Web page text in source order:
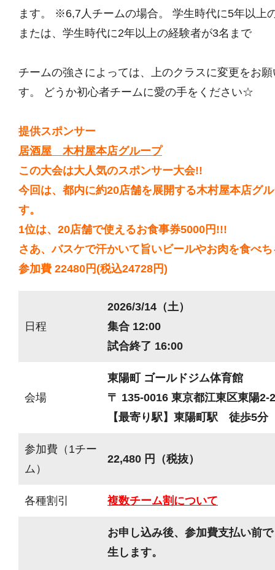
ます。 ※6,7人チームの場合。 学生時代に5年以上
または、学生時代に2年以上の経験者が3名まで
チームの強さによっては、上のクラスに変更をお
す。 どうか初心者チームに愛の手をください☆
提供スポンサー
居酒屋 木村屋本店グループ
この大会は大人気のスポンサー大会!!
今回は、都内に約20店舗を展開する木村屋本店グ
す。
1位は、20店舗で使えるお食事券5000円!!!
さあ、バスケで汗かいて旨いビールやお肉を食べ
参加費 22480円(税込24728円)
日程
2026/3/14（土）
集合 12:00
試合終了 16:00
会場
東陽町 ゴールドジム体育館
〒 135-0016 東京都江東区東陽2-
【最寄り駅】東陽町駅 徒歩5分
参加費（1チー
ム）
22,480 円（税抜）
各種割引 複数チーム割について
お申し込み後、参加費支払い前
生します。